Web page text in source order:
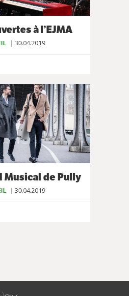
à l’EJMA
30.04.2019
Musical de Pully
30.04.2019